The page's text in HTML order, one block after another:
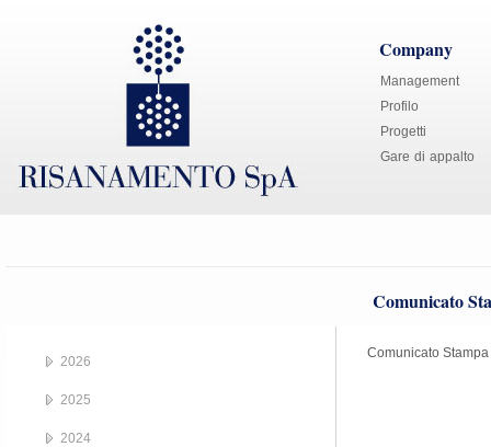
Company
Management
Profilo
Progetti
Gare di appalto
Comunicato
Comunicato
2026
2025
2024